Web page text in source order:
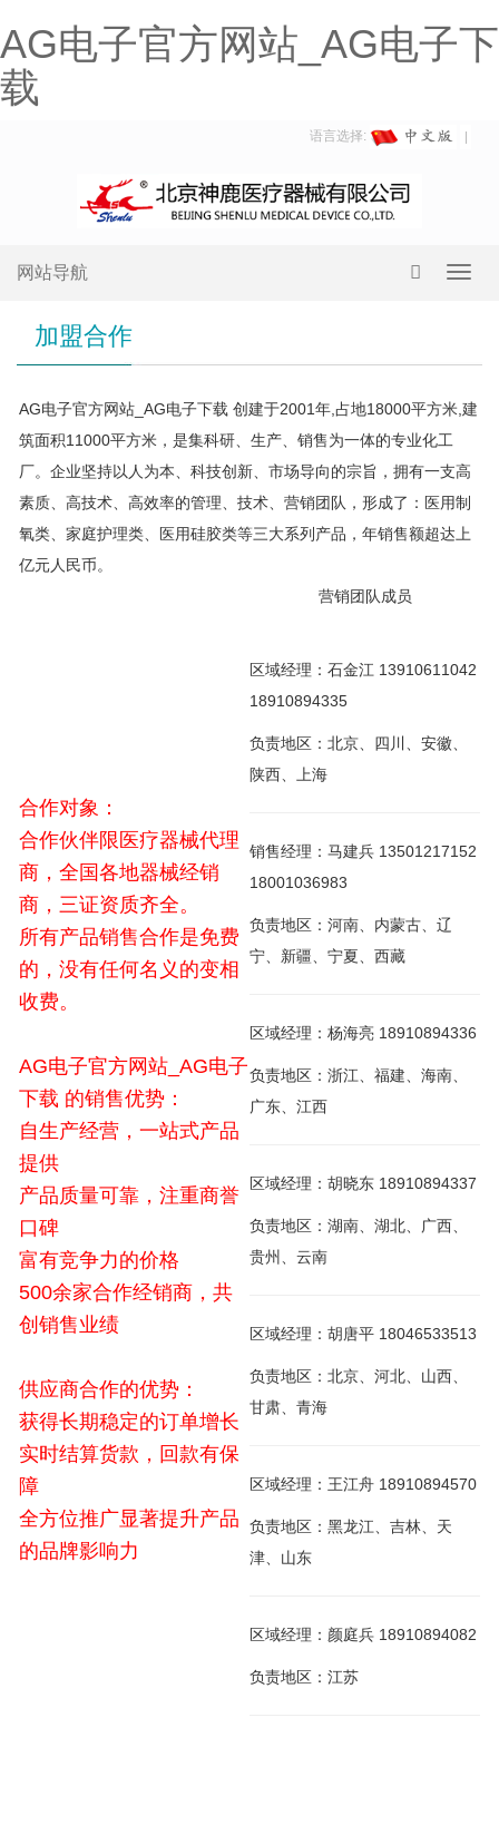
AG电子官方网站_AG电子下
载
语言选择:
网站导航
加盟合作
AG电子官方网站_AG电子下载 创建于2001年,占地18000平方米,建
筑面积11000平方米，是集科研、生产、销售为一体的专业化工
厂。企业坚持以人为本、科技创新、市场导向的宗旨，拥有一支高
素质、高技术、高效率的管理、技术、营销团队，形成了：医用制
氧类、家庭护理类、医用硅胶类等三大系列产品，年销售额超达上
亿元人民币。
合作对象：
合作伙伴限医疗器械代理
商，全国各地器械经销
商，三证资质齐全。
所有产品销售合作是免费
的，没有任何名义的变相
收费。
AG电子官方网站_AG电子
下载 的销售优势：
自生产经营，一站式产品
提供
产品质量可靠，注重商誉
口碑
富有竞争力的价格
500余家合作经销商，共
创销售业绩
供应商合作的优势：
获得长期稳定的订单增长
实时结算货款，回款有保
障
全方位推广显著提升产品
的品牌影响力
营销团队成员
区域经理：石金江 13910611042
18910894335
负责地区：北京、四川、安徽、
陕西、上海
销售经理：马建兵 13501217152
18001036983
负责地区：河南、内蒙古、辽
宁、新疆、宁夏、西藏
区域经理：杨海亮 18910894336
负责地区：浙江、福建、海南、
广东、江西
区域经理：胡晓东 18910894337
负责地区：湖南、湖北、广西、
贵州、云南
区域经理：胡唐平 18046533513
负责地区：北京、河北、山西、
甘肃、青海
区域经理：王江舟 18910894570
负责地区：黑龙江、吉林、天
津、山东
区域经理：颜庭兵 18910894082
负责地区：江苏